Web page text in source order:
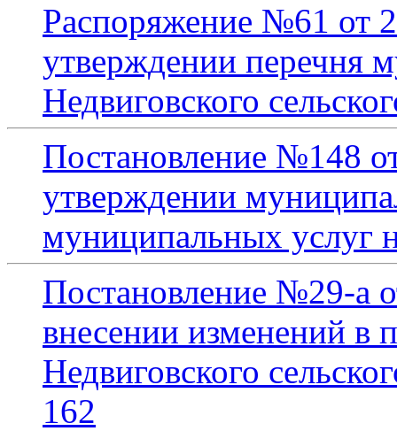
Распоряжение №61 от
утверждении перечня
Недвиговского
Постановление №148
утверждении
муниципальных услуг
Постановление №29-а
внесении изменений в
Недвиговского
162